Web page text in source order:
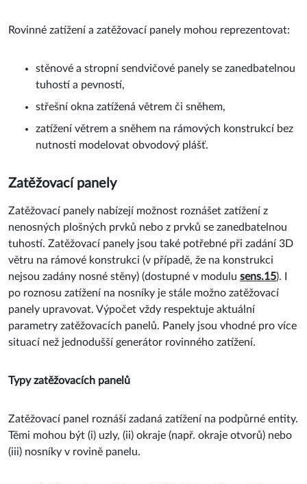
Rovinné zatížení a zatěžovací panely mohou reprezentovat:
stěnové a stropní sendvičové panely se zanedbatelnou
tuhostí a pevností,
střešní okna zatížená větrem či sněhem,
zatížení větrem a sněhem na rámových konstrukcí bez
nutnosti modelovat obvodový plášť.
Zatěžovací panely
Zatěžovací panely nabízejí možnost roznášet zatížení z
nenosných plošných prvků nebo z prvků se zanedbatelnou
tuhostí. Zatěžovací panely jsou také potřebné při zadání 3D
větru na rámové konstrukci (v případě, že na konstrukci
nejsou zadány nosné stěny) (dostupné v modulu sens.15). I
po roznosu zatížení na nosníky je stále možno zatěžovací
panely upravovat. Výpočet vždy respektuje aktuální
parametry zatěžovacích panelů. Panely jsou vhodné pro více
situací než jednodušší generátor rovinného zatížení.
Typy zatěžovacích panelů
Zatěžovací panel roznáší zadaná zatížení na podpůrné entity.
Těmi mohou být (i) uzly, (ii) okraje (např. okraje otvorů) nebo
(iii) nosníky v rovině panelu.